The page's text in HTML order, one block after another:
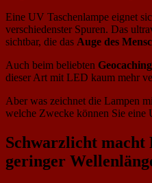
Eine UV Taschenlampe eignet
verschiedenster Spuren. Das
sichtbar, die das Auge des
Auch beim beliebten Geocaching
dieser Art mit LED kaum mehr
Aber was zeichnet die Lampen
welche Zwecke können Sie eine
Schwarzlicht
geringer